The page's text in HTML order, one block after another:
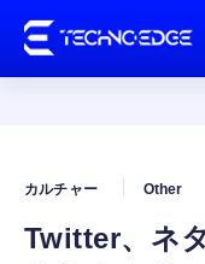
Twitter、ネ
カルチャー Other